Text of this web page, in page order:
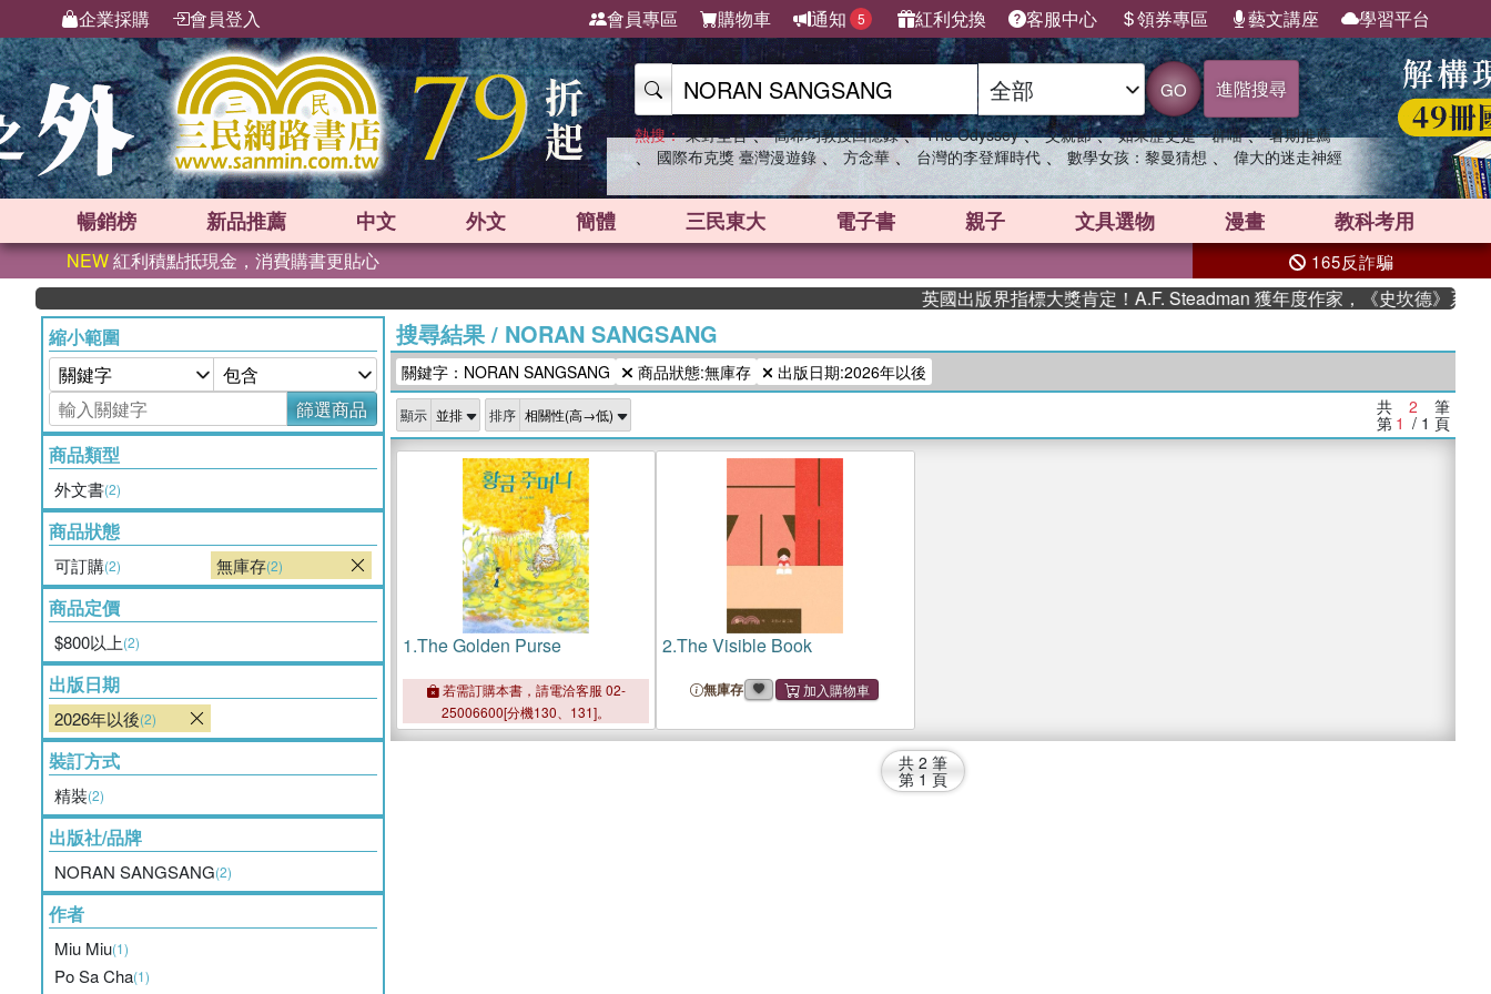
企業採購 會員登入 會員專區 購物車 通知 5 紅利兌換 客服中心 領券專區 藝文講座 學習平台
GO 進階搜尋
熱搜： 東野圭吾 、 高希均教授回憶錄 、 The Odyssey 、 父親節 、 如果歷史是一群喵 、 暑期推薦
、 國際布克獎 臺灣漫遊錄 、 方念華 、 台灣的李登輝時代 、 數學女孩：黎曼猜想 、 偉大的迷走神經
暢銷榜 新品推薦 中文 外文 簡體 三民東大 電子書 親子 文具選物 漫畫 教科考用
NEW紅利積點抵現金，消費購書更貼心 165反詐騙
英國出版界指標大獎肯定！A.F. Steadman 獲年度作家，《史坎德》系列帶
縮小範圍
篩選商品
商品類型
外文書(2)
商品狀態
可訂購(2) 無庫存(2)
商品定價
$800以上(2)
出版日期
2026年以後(2)
裝訂方式
精裝(2)
出版社/品牌
NORAN SANGSANG(2)
作者
Miu Miu(1)
Po Sa Cha(1)
搜尋結果/ NORAN SANGSANG
關鍵字：NORAN SANGSANG 商品狀態:無庫存 出版日期:2026年以後
顯示 排序 共 2 筆
第 1 / 1 頁
1.The Golden Purse
若需訂購本書，請電洽客服 02-
25006600[分機130、131]。
2.The Visible Book
無庫存
共 2 筆
第 1 頁